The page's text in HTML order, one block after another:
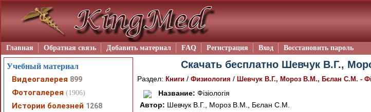
Главная Обратная связь Добавить материал FAQ Регистрация Вход Восстановить пароль
Скачать бесплатно Шевчук В.Г.,
Раздел: Книги / Физиология / Шевчук В.Г., Мороз В.М., Бєлан С.М. -
Название: Фізіологія
Автор: Шевчук В.Г., Мороз В.М., Бєлан С.М.
Учебный материал
Видеогалерея 899
Фотогалерея (1906)
Истории болезней 1268